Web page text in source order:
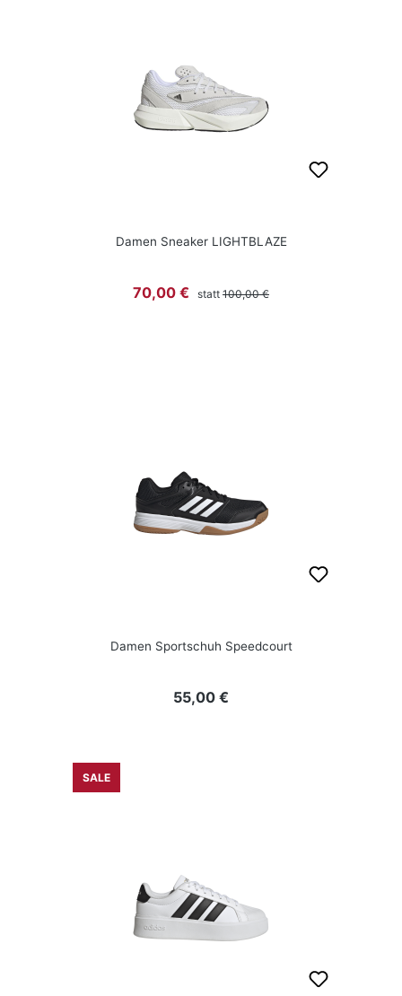
Damen Sneaker LIGHTBLAZE
Verkaufspreis:
70,00 € statt Regulärer Preis:
100,00 €
Damen Sportschuh Speedcourt
Regulärer Preis:
55,00 €
SALE